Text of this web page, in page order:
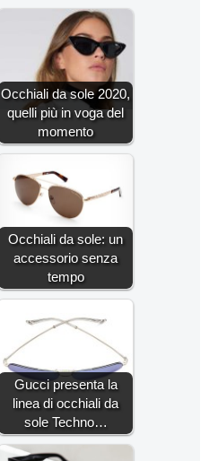
Occhiali da sole 2020,
quelli più in voga del
momento
Occhiali da sole: un
accessorio senza
tempo
Gucci presenta la
linea di occhiali da
sole Techno…